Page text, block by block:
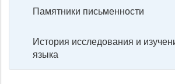
Памятники письменности
История исследования и
языка